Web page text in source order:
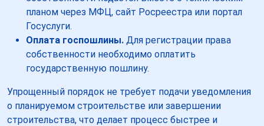
планом через МФЦ, сайт Росреестра или портал
Госуслуги.
Оплата госпошлины. Для регистрации права
собственности необходимо оплатить
государственную пошлину.
Упрощенный порядок не требует подачи уведомления
о планируемом строительстве или завершении
строительства, что делает процесс быстрее и